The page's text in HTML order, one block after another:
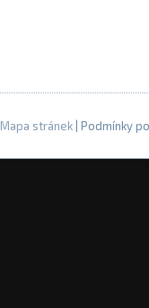
Mapa stránek | Podmínky